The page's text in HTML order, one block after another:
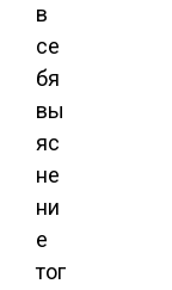
в
се
бя
вы
яс
не
ни
е
тог